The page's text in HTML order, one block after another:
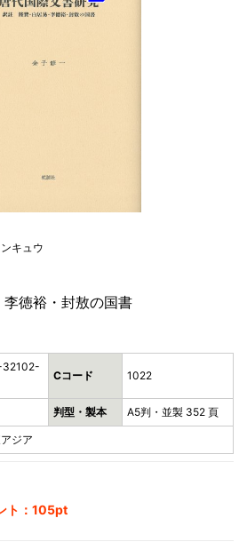
キュウ
徳裕・封敖の国書
Cコード 1022
判型・製本 A5判・並製 352 頁
ジア
ト：105pt